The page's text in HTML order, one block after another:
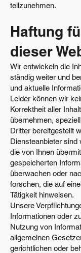
teilzunehmen.
Haftung
dieser
Wir entwickeln die
ständig weiter und
und aktuelle
Leider können wir
Korrektheit aller
übernehmen,
Dritter bereitgestellt
Diensteanbieter sind
die von Ihnen
gespeicherten
überwachen oder
forschen, die auf
Tätigkeit hinweisen.
Unsere
Informationen oder
Nutzung von
allgemeinen
gerichtlichen oder